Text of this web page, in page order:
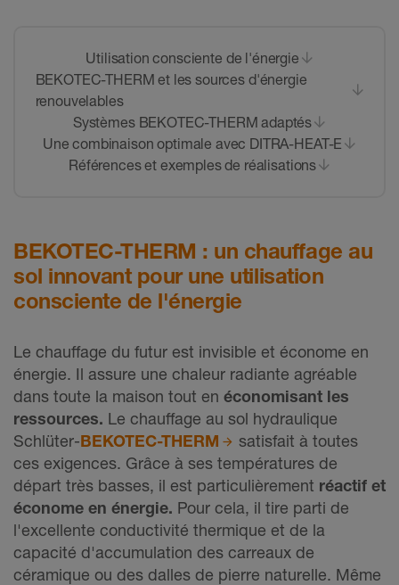
Utilisation consciente de l'énergie
BEKOTEC-THERM et les sources d'énergie
renouvelables
Systèmes BEKOTEC-THERM adaptés
Une combinaison optimale avec DITRA-HEAT-E
Références et exemples de réalisations
BEKOTEC-THERM : un chauffage au
sol innovant pour une utilisation
consciente de l'énergie
Le chauffage du futur est invisible et économe en
énergie. Il assure une chaleur radiante agréable
dans toute la maison tout en économisant les
ressources. Le chauffage au sol hydraulique
Schlüter-BEKOTEC-THERM
satisfait à toutes
ces exigences. Grâce à ses températures de
départ très basses, il est particulièrement réactif et
économe en énergie. Pour cela, il tire parti de
l'excellente conductivité thermique et de la
capacité d'accumulation des carreaux de
céramique ou des dalles de pierre naturelle. Même